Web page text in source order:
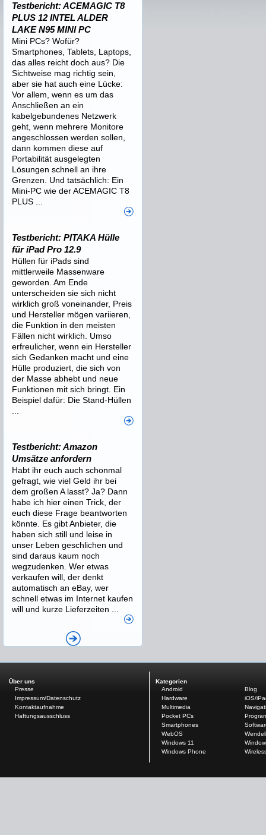
Testbericht: ACEMAGIC T8
PLUS 12 INTEL ALDER
LAKE N95 MINI PC
Mini PCs? Wofür?
Smartphones, Tablets, Laptops,
das alles reicht doch aus? Die
Sichtweise mag richtig sein,
aber sie hat auch eine Lücke:
Vor allem, wenn es um das
Anschließen an ein
kabelgebundenes Netzwerk
geht, wenn mehrere Monitore
angeschlossen werden sollen,
dann kommen diese auf
Portabilität ausgelegten
Lösungen schnell an ihre
Grenzen. Und tatsächlich: Ein
Mini-PC wie der ACEMAGIC T8
PLUS ...
Testbericht: PITAKA Hülle
für iPad Pro 12.9
Hüllen für iPads sind
mittlerweile Massenware
geworden. Am Ende
unterscheiden sie sich nicht
wirklich groß voneinander, Preis
und Hersteller mögen variieren,
die Funktion in den meisten
Fällen nicht wirklich. Umso
erfreulicher, wenn ein Hersteller
sich Gedanken macht und eine
Hülle produziert, die sich von
der Masse abhebt und neue
Funktionen mit sich bringt. Ein
Beispiel dafür: Die Stand-Hüllen
Testbericht: Amazon
Umsätze anfordern
Habt ihr euch auch schonmal
gefragt, wie viel Geld ihr bei
dem großen A lasst? Ja? Dann
habe ich hier einen Trick, der
euch diese Frage beantworten
könnte. Es gibt Anbieter, die
haben sich still und leise in
unser Leben geschlichen und
sind daraus kaum noch
wegzudenken. Wer etwas
verkaufen will, der denkt
automatisch an eBay, wer
schnell etwas im Internet kaufen
will und kurze Lieferzeiten ...
Über uns
Presse
Impressum/Datenschutz
Kontaktaufnahme
Haftungsausschluss
Kategorien
Android
Blog
Hardware
iOS/
Multimedia
Pocket PCs
Smartphones
WebOS
Windows 11
Windows Phone